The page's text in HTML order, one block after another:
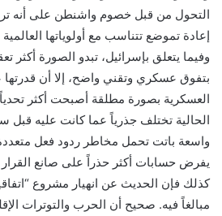
التحول من قبل خصوم واشنطن على أنه
إعادة تموضع تتناسب مع أولوياتها العالمية
وفيما يتعلق بإسرائيل، تبدو الصورة أكثر
بتفوق عسكري وتقني واضح، إلا أن
العسكرية بصورة مطلقة أصبحت أكثر
الحالية تختلف جذرياً عما كانت عليه
واسعة باتت تحمل مخاطر ردود فعل متعددة
يفرض حسابات أكثر حذراً على صانع القرار
كذلك فإن الحديث عن انهيار مشروع
مبالغاً فيه. صحيح أن الحرب والتوترات